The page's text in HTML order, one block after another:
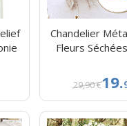
Chandelier
Fleurs
29,90 €19.